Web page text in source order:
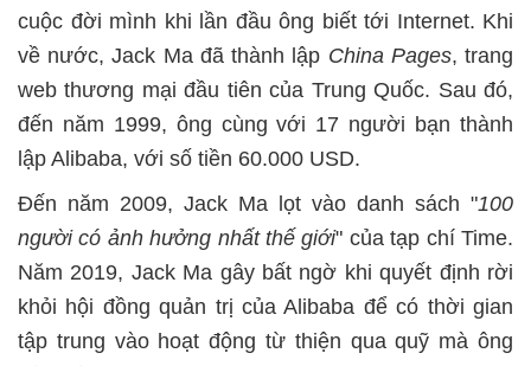
cuộc đời mình khi lần đầu ông biết tới Internet. Khi
về nước, Jack Ma đã thành lập China Pages, trang
web thương mại đầu tiên của Trung Quốc. Sau đó,
đến năm 1999, ông cùng với 17 người bạn thành
lập Alibaba, với số tiền 60.000 USD.
Đến năm 2009, Jack Ma lọt vào danh sách "100
người có ảnh hưởng nhất thế giới" của tạp chí Time.
Năm 2019, Jack Ma gây bất ngờ khi quyết định rời
khỏi hội đồng quản trị của Alibaba để có thời gian
tập trung vào hoạt động từ thiện qua quỹ mà ông